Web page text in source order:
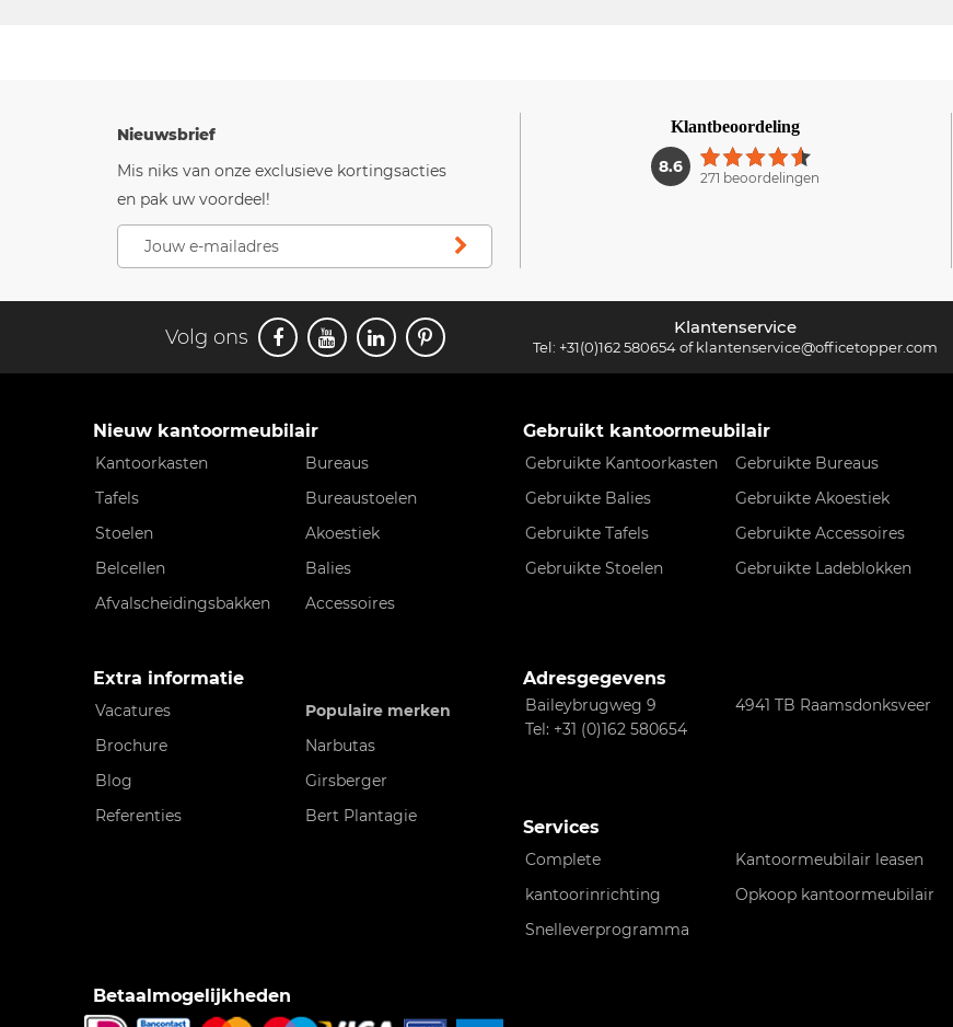
Nieuwsbrief
Mis niks van onze exclusieve kortingsacties
en pak uw voordeel!
Klantbeoordeling
8.6 1
271 beoordelingen
Volg ons Klantenservice
Tel: +31(0)162 580654ofklantenservice@officetopper.com
Nieuw kantoormeubilair
Kantoorkasten
Bureaus
Tafels
Bureaustoelen
Stoelen
Akoestiek
Belcellen
Balies
Afvalscheidingsbakken
Accessoires
Extra informatie
Vacatures
Populaire merken
Brochure
Narbutas
Blog
Girsberger
Referenties
Bert Plantagie
Betaalmogelijkheden
Gebruikt kantoormeubilair
Gebruikte Kantoorkasten
Gebruikte Bureaus
Gebruikte Balies
Gebruikte Akoestiek
Gebruikte Tafels
Gebruikte Accessoires
Gebruikte Stoelen
Gebruikte Ladeblokken
Adresgegevens
Baileybrugweg 9
4941 TB Raamsdonksveer
Tel: +31 (0)162 580654
Services
Complete
kantoorinrichting
Kantoormeubilair leasen
Opkoop kantoormeubilair
Snelleverprogramma